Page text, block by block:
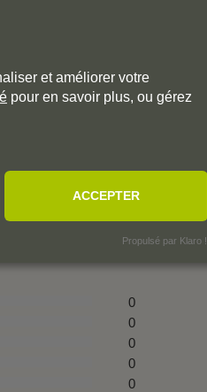
0
0
0
0
0
et améliorer votre
pour en savoir plus, ou gérez
ACCEPTER
Propulsé par Klaro !